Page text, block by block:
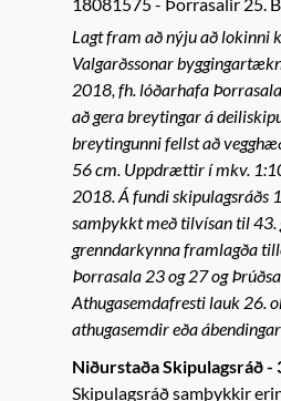
Lagt fram að nýju að lokinni
Valgarðssonar
2018, fh. lóðarhafa
að gera breytingar á
breytingunni fellst að
56 cm. Uppdrættir í mkv.
2018. Á fundi skipulagsráðs
samþykkt með tilvísan til 43.
grenndarkynna framlagða
Þorrasala 23 og 27 og
Athugasemdafresti lauk 26.
athugasemdir eða
Niðurstaða Skipulagsráð -
Skipulagsráð samþykkir